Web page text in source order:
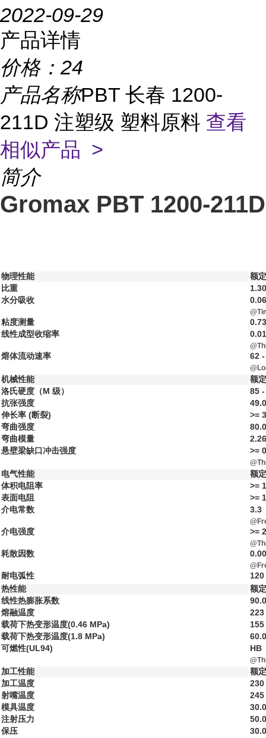
2022-09-29
产品详情
价格： 24
产品名称PBT 长春 1200-
211D 注塑级 塑料原料 查看
相似产品 >
简介
Gromax PBT 1200-211D
物理性能
额
比重
水分吸收
粘度测量
线性成型收缩率
熔体流动速率 62
机械性能
额
洛氏硬度（M 级）
85
抗张强度
伸长率 (断裂)
>=
弯曲强度
弯曲模量
悬壁梁缺口冲击强度
>=
电气性能
额
体积电阻率
>=
表面电阻
>=
介电常数
3.3
介电强度 >=
耗散因数
耐电弧性
热性能
额
线性热膨胀系数
熔融温度
223
载荷下热变形温度(0.46 MPa)
155
载荷下热变形温度(1.8 MPa)
可燃性(UL94)
HB
加工性能
额
加工温度
230
射嘴温度
245
模具温度
注射压力
保压